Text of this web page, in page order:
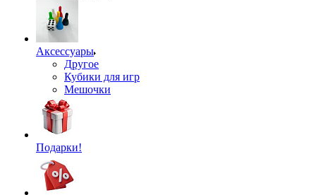
Аксессуары
Другое
Кубики для игр
Мешочки
Подарки!